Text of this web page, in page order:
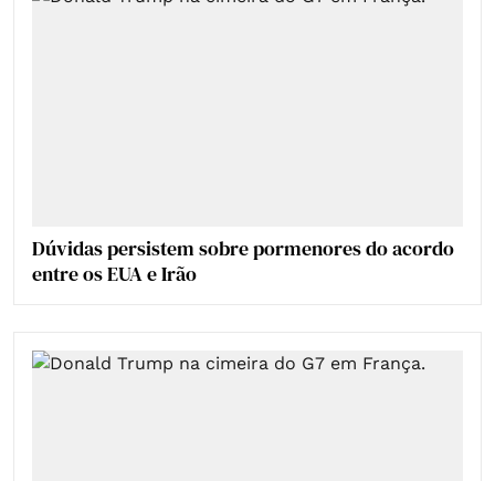
Dúvidas persistem sobre pormenores do acordo
entre os EUA e Irão